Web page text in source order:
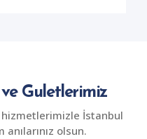
Guletlerimiz
İstanbul
anılarınız olsun.